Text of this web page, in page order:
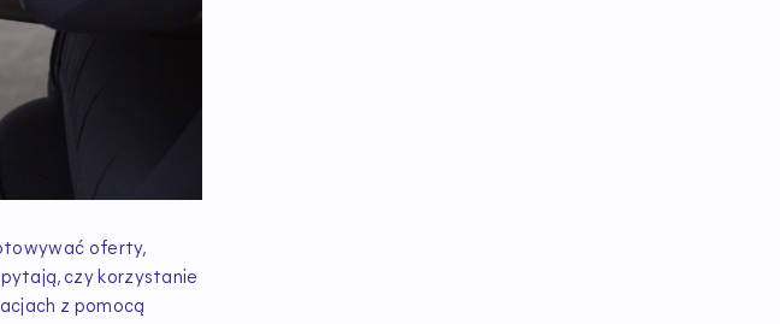
oferty,
czy korzystanie
z pomocą